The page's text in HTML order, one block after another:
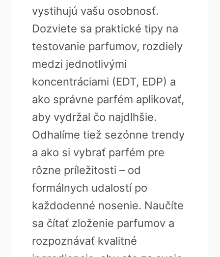
vystihujú vašu osobnosť.
Dozviete sa praktické tipy na
testovanie parfumov, rozdiely
medzi jednotlivými
koncentráciami (EDT, EDP) a
ako správne parfém aplikovať,
aby vydržal čo najdlhšie.
Odhalíme tiež sezónne trendy
a ako si vybrať parfém pre
rôzne príležitosti – od
formálnych udalostí po
každodenné nosenie. Naučíte
sa čítať zloženie parfumov a
rozpoznávať kvalitné